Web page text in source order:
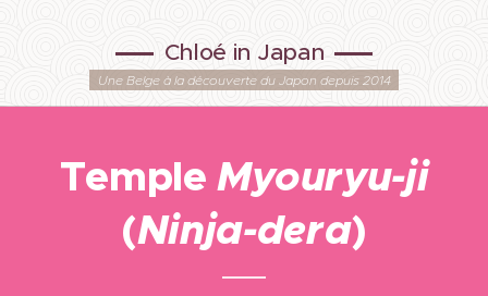
Chloé in Japan
Une Belge à la découverte du Japon depuis 2014
TempleMyouryu-ji
(Ninja-dera)